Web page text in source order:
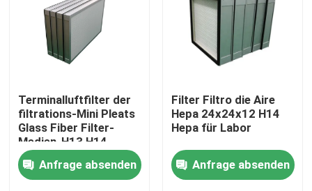
Terminalluftfilter der
filtrations-Mini Pleats
Glass Fiber Filter-
Medien-H13 H14
Platten-HEPA für
laminare Strömungs-
Haube
Anfrage absenden
Filter Filtro die Aire
Hepa 24x24x12 H14
Hepa für Labor
Anfrage absenden